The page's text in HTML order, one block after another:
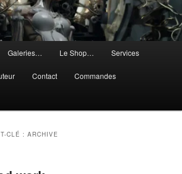
Galeries… Le Shop… Services
Contact Commandes
CLÉ :ARCHIVE